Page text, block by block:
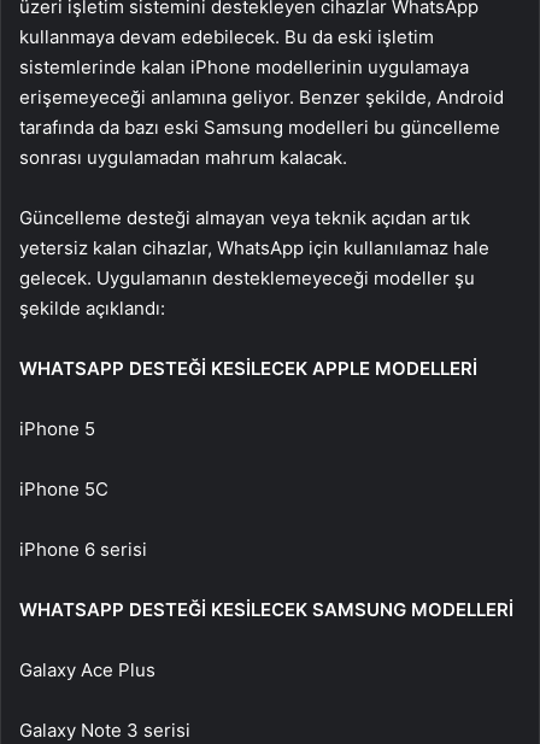
üzeri işletim sistemini destekleyen cihazlar WhatsApp
kullanmaya devam edebilecek. Bu da eski işletim
sistemlerinde kalan iPhone modellerinin uygulamaya
erişemeyeceği anlamına geliyor. Benzer şekilde, Android
tarafında da bazı eski Samsung modelleri bu güncelleme
sonrası uygulamadan mahrum kalacak.
Güncelleme desteği almayan veya teknik açıdan artık
yetersiz kalan cihazlar, WhatsApp için kullanılamaz hale
gelecek. Uygulamanın desteklemeyeceği modeller şu
şekilde açıklandı:
WHATSAPP DESTEĞİ KESİLECEK APPLE MODELLERİ
iPhone 5
iPhone 5C
iPhone 6 serisi
WHATSAPP DESTEĞİ KESİLECEK SAMSUNG MODELLERİ
Galaxy Ace Plus
Galaxy Note 3 serisi